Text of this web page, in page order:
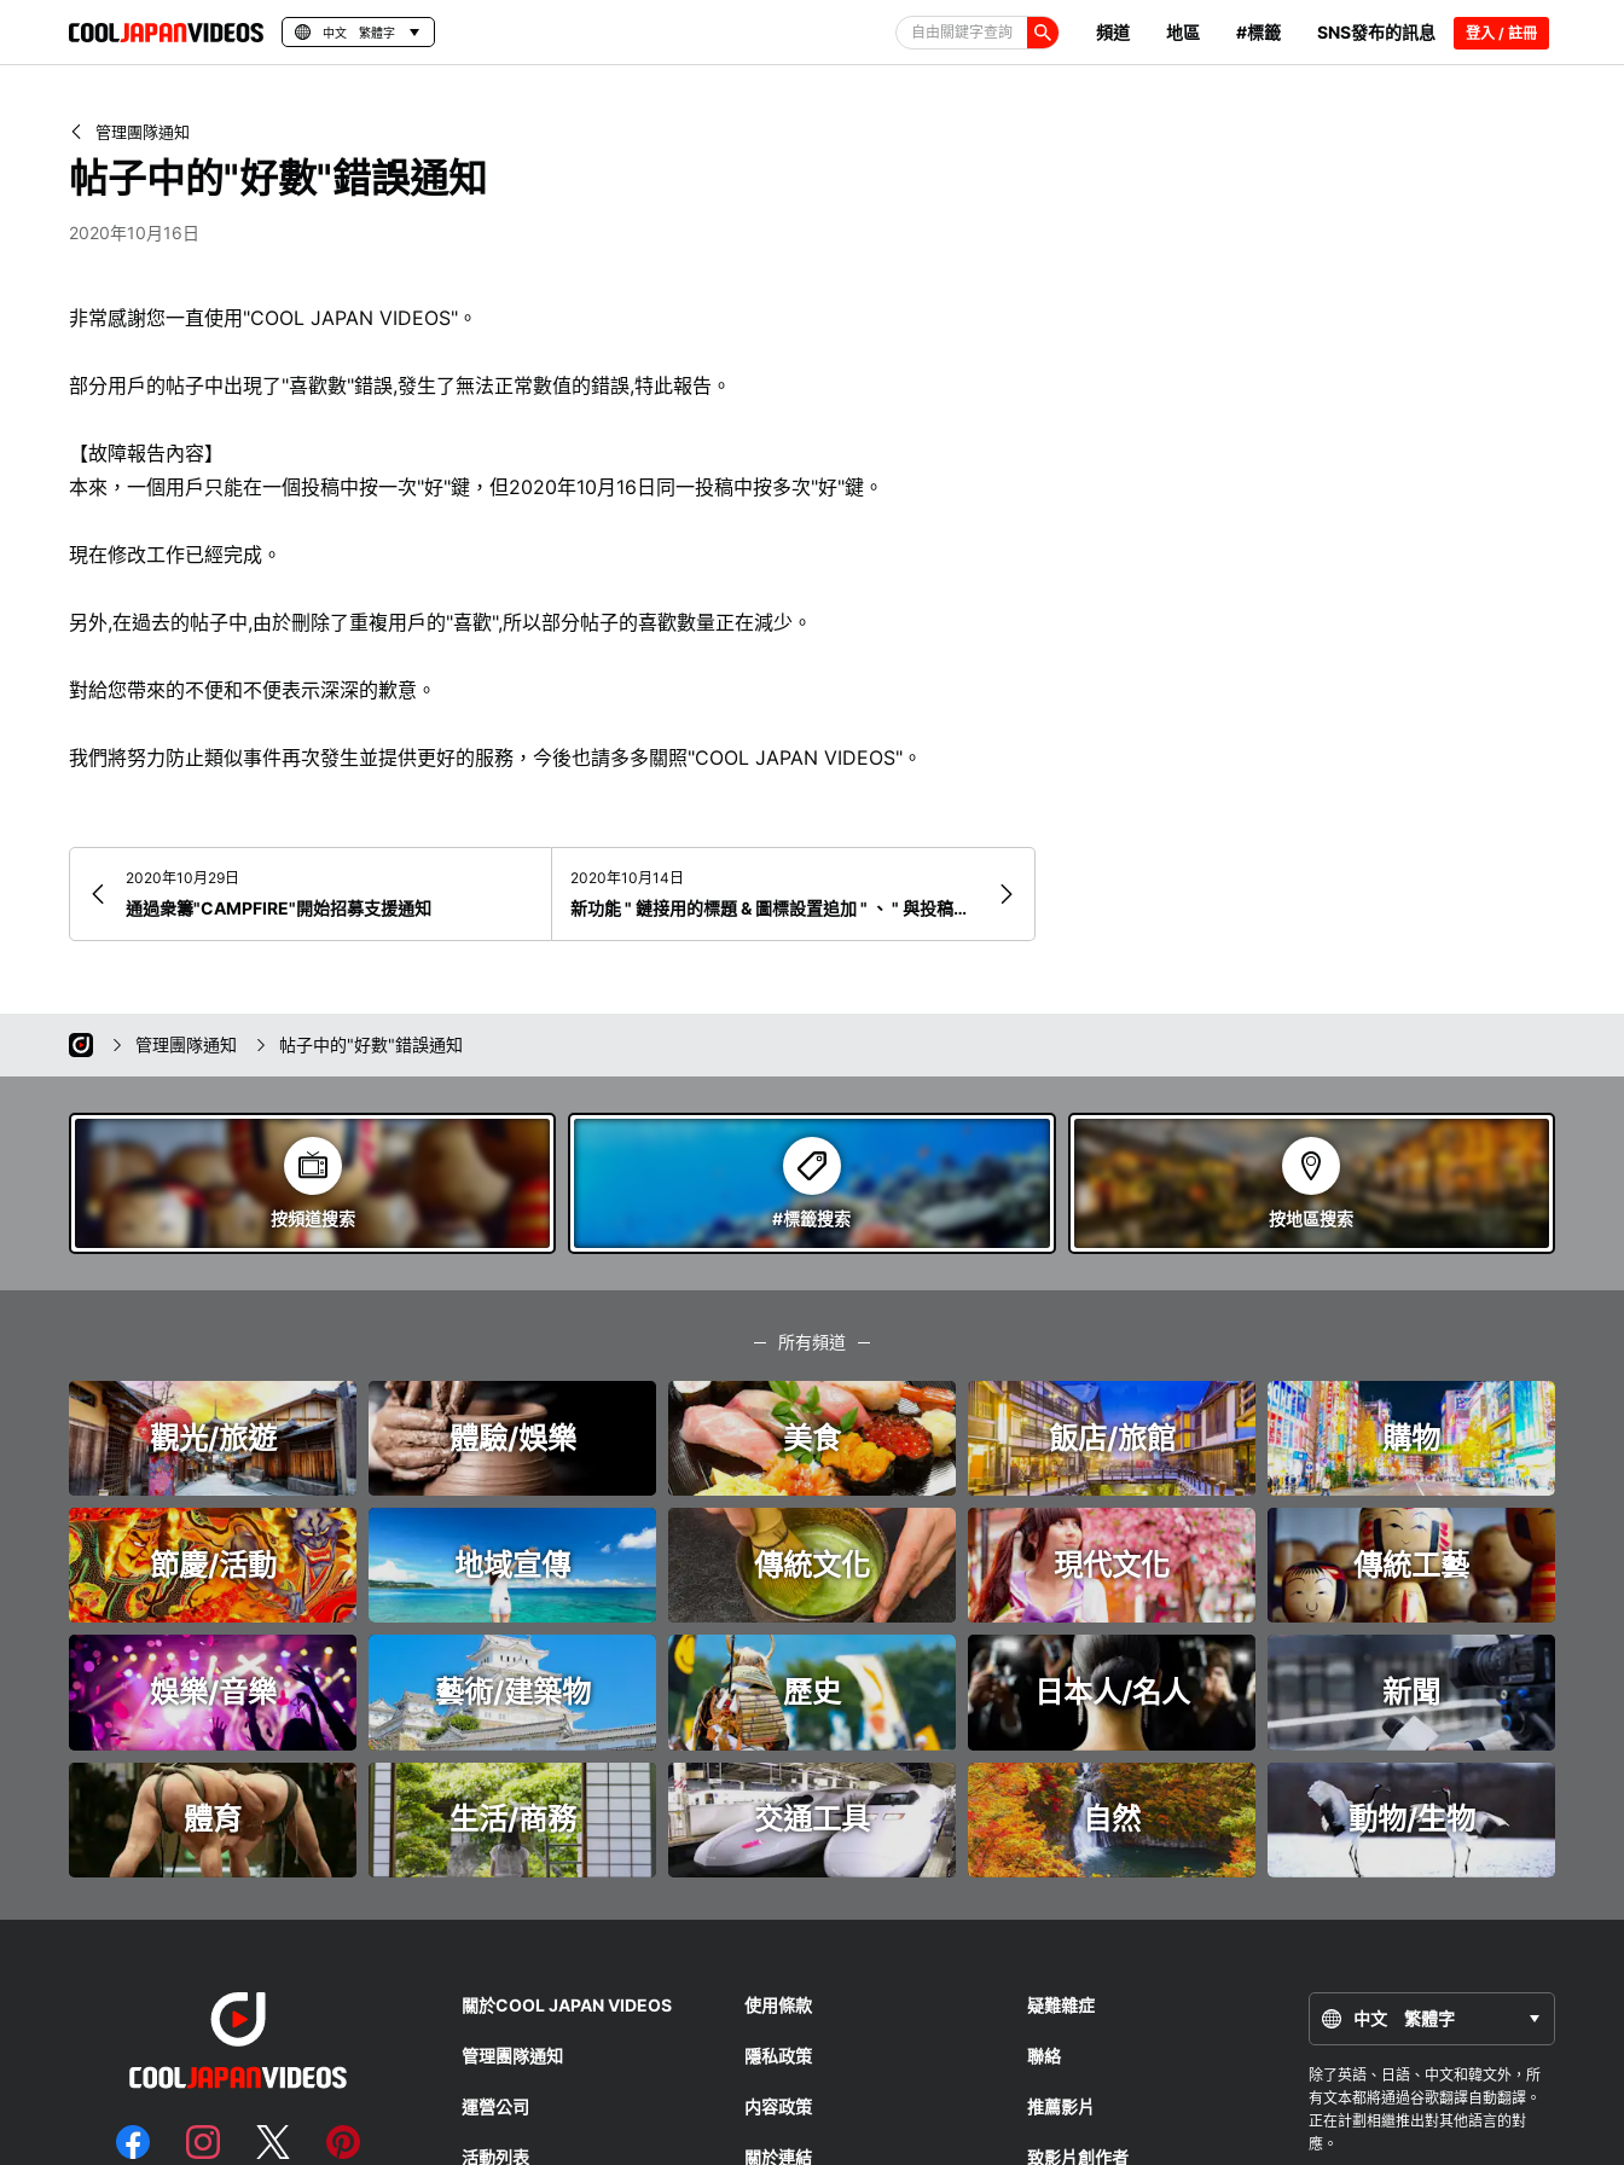
中文 繁體字 自由關鍵字查詢 頻道 地區 #標籤 SNS發布的訊息 登入 / 註冊
管理團隊通知
帖子中的"好數"錯誤通知
2020年10月16日
非常感謝您一直使用"COOL JAPAN VIDEOS"。
部分用戶的帖子中出現了"喜歡數"錯誤,發生了無法正常數值的錯誤,特此報告。
【故障報告內容】
本來，一個用戶只能在一個投稿中按一次"好"鍵，但2020年10月16日同一投稿中按多次"好"鍵。
現在修改工作已經完成。
另外,在過去的帖子中,由於刪除了重複用戶的"喜歡",所以部分帖子的喜歡數量正在減少。
對給您帶來的不便和不便表示深深的歉意。
我們將努力防止類似事件再次發生並提供更好的服務，今後也請多多關照"COOL JAPAN VIDEOS"。
2020年10月29日
通過衆籌"CAMPFIRE"開始招募支援通知
2020年10月14日
新功能 " 鏈接用的標題 & 圖標設置追加 " 、 " 與投稿的關聯標籤的上限變更"的通知
管理團隊通知 帖子中的"好數"錯誤通知
按頻道搜索 #標籤搜索 按地區搜索
所有頻道
觀光/旅遊 體驗/娛樂 美食 飯店/旅館 購物
節慶/活動 地域宣傳 傳統文化 現代文化 傳統工藝
娛樂/音樂 藝術/建築物 歷史 日本人/名人 新聞
體育 生活/商務 交通工具 自然 動物/生物
關於COOL JAPAN VIDEOS
管理團隊通知
運營公司
活動列表
使用條款
隱私政策
内容政策
關於連結
疑難雜症
聯絡
推薦影片
致影片創作者
中文 繁體字
除了英語、日語、中文和韓文外，所
有文本都將通過谷歌翻譯自動翻譯。
正在計劃相繼推出對其他語言的對
應。